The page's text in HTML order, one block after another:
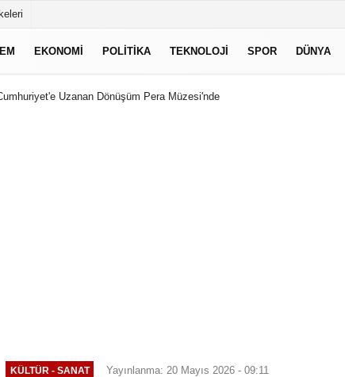
EKONOMI POLITIKA TEKNOLOJI SPOR DÜNYA
Uzanan Dönüşüm Pera Müzesi'nde
KÜLTÜR - SANAT Yayınlanma: 20 Mayıs 2026 - 09:11